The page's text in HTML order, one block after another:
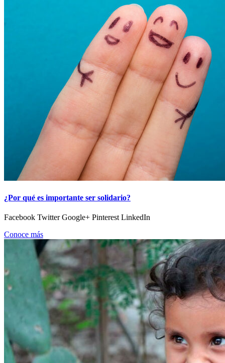
¿Por qué es importante ser solidario?
Facebook Twitter Google+ Pinterest LinkedIn
Conoce más